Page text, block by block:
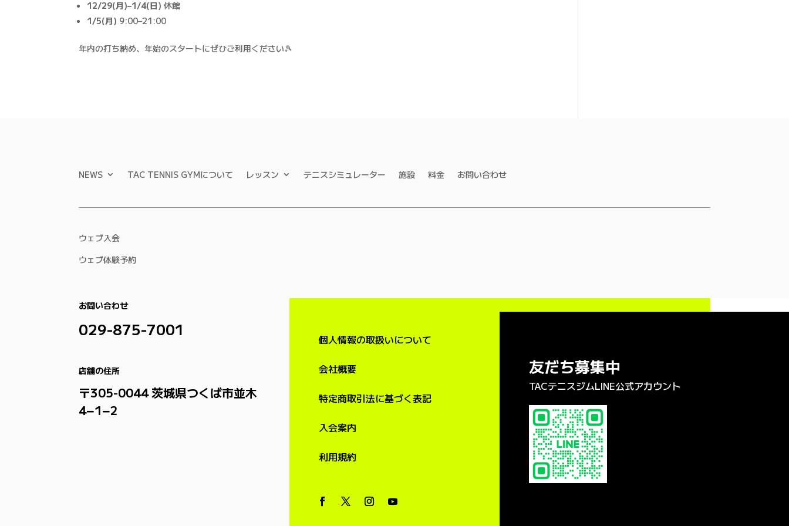
12/29(月)–1/4(日) 休館
1/5(月) 9:00–21:00
年内の打ち納め、年始のスタートにぜひご利用ください🎾
NEWS TAC TENNIS GYMについて レッスン テニスシミュレーター 施設 料金 お問い合わせ
ウェブ入会
ウェブ体験予約
お問い合わせ
029-875-7001
店舗の住所
〒305-0044 茨城県つくば市並木
4−1−2
個人情報の取扱いについて
会社概要
特定商取引法に基づく表記
入会案内
利用規約
友だち募集中
TACテニスジムLINE公式アカウント